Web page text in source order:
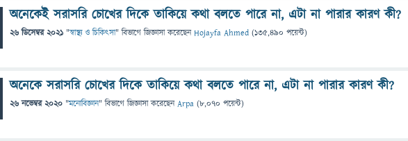
অনেকেই সরাসরি চোখের দিকে তাকিয়ে কথা বলতে পারে না, এটা না পারার কারণ কী?
26 ডিসেম্বর 2021 "স্বাস্থ্য ও চিকিৎসা" বিভাগে জিজ্ঞাসাকরেছেনHojayfa Ahmed (135,490 পয়েন্ট)
অনেকে সরাসরি চোখের দিকে তাকিয়ে কথা বলতে পারে না, এটা না পারার কারণ কী?
26 নভেম্বর 2020 "মনোবিজ্ঞান" বিভাগে জিজ্ঞাসাকরেছেনArpa (8,070 পয়েন্ট)